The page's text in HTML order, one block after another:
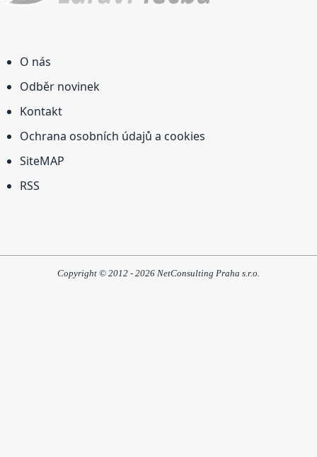
O nás
Odběr novinek
Kontakt
Ochrana osobních údajů a cookies
SiteMAP
RSS
Copyright © 2012 - 2026 NetConsulting Praha s.r.o.